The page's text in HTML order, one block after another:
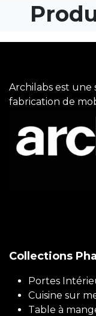
Archilabs est une
fabrication de
Collections
Portes
Cuisine sur
Table à